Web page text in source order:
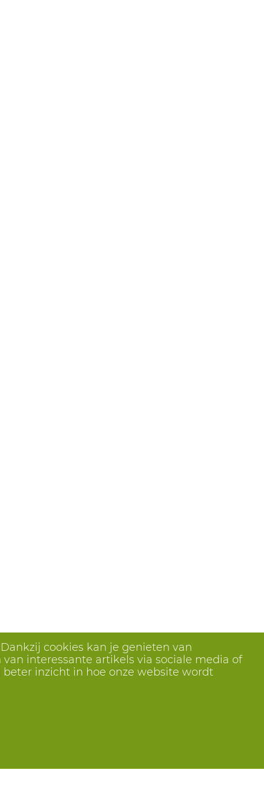
cookies kan je genieten van
interessante artikels via sociale media of
inzicht in hoe onze website wordt